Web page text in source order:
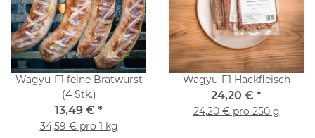
Wagyu-F1 feine Bratwurst
(4 Stk.)
13,49 € *
34,59 € pro 1 kg
Wagyu-F1 Hackfleisch
24,20 € *
24,20 € pro 250 g